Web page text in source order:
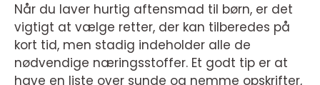
Når du laver hurtig aftensmad til børn, er det
vigtigt at vælge retter, der kan tilberedes på
kort tid, men stadig indeholder alle de
nødvendige næringsstoffer. Et godt tip er at
have en liste over sunde og nemme opskrifter,